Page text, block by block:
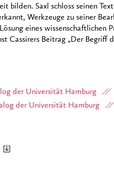
bilden. Saxl schloss seinen
Werkzeuge zu seiner
eines wissenschaftlichen
Cassirers Beitrag „Der Begriff
der Universität Hamburg
der Universität Hamburg